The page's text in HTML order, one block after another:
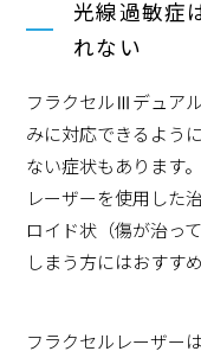
光線過敏症
れない
フラクセルⅢデュア
みに対応できるよう
ない症状もあります。
レーザーを使用した
ロイド状（傷が治っ
しまう方にはおすす
フラクセルレーザー